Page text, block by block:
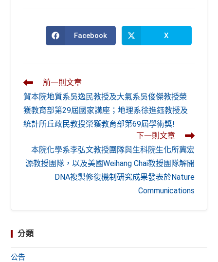
Opens
in
Facebook
Opens
in
X
Read
more
articles
前一則文章
賀本院地質系吳逸民教授及大氣系吳俊傑教授榮
獲教育部第29屆國家講座；地理系徐進鈺教授及
統計所丘政民教授榮獲教育部第69屆學術獎!
下一則文章
本院化學系李弘文教授團隊與生科院生化所冀宏
源教授團隊，以及美國Weihang Chai教授團隊解開
DNA複製修復機制研究成果發表於Nature
Communications
分類
公告